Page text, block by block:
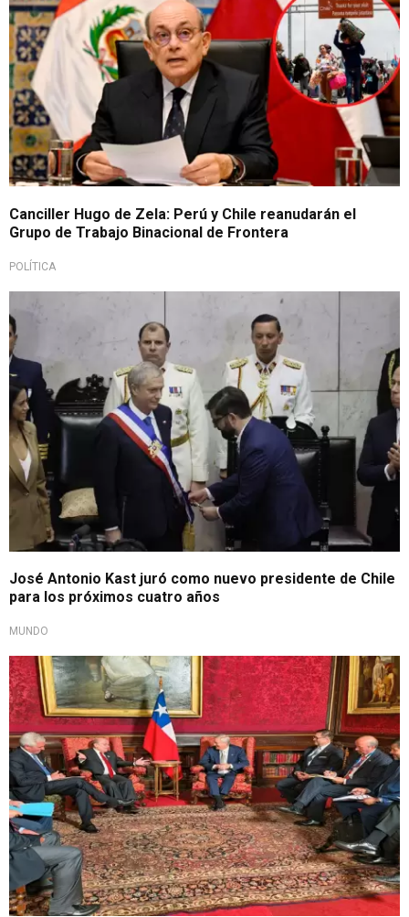
Canciller Hugo de Zela: Perú y Chile reanudarán el
Grupo de Trabajo Binacional de Frontera
POLÍTICA
Chilenos esperan medidas contra la delincuencia
José Antonio Kast juró como nuevo presidente de Chile
para los próximos cuatro años
MUNDO
Toma de mando será hoy